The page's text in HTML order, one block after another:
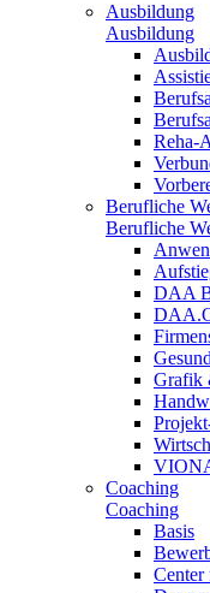
Ausbildung
Ausbildung
Reha-
Berufliche
Berufliche
DAA
Grafik
Coaching
Coaching
Basis